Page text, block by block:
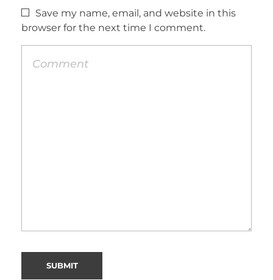
Save my name, email, and website in this
browser for the next time I comment.